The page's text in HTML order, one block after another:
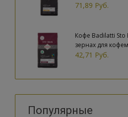
71,89 Руб.
Кофе Badilatti Sto
зернах для
42,71 Руб.
Популярные